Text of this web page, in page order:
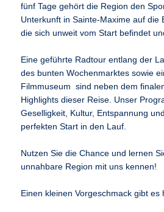
fünf Tage gehört die Region den
Unterkunft in Sainte-Maxime auf die
die sich unweit vom Start befindet
Eine geführte Radtour entlang der
des bunten Wochenmarktes sowie
Filmmuseum sind neben dem
Highlights dieser Reise. Unser
Geselligkeit, Kultur, Entspannung
perfekten Start in den Lauf.
Nutzen Sie die Chance und lernen
unnahbare Region mit uns kennen!
Einen kleinen Vorgeschmack gibt es